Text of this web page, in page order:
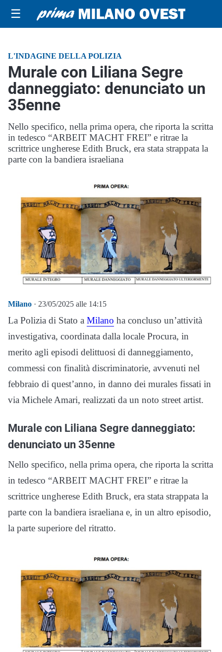
☰
L'INDAGINE DELLA POLIZIA
Murale con Liliana Segre
danneggiato: denunciato un
35enne
Nello specifico, nella prima opera, che riporta la scritta
in tedesco “ARBEIT MACHT FREI” e ritrae la
scrittrice ungherese Edith Bruck, era stata strappata la
parte con la bandiera israeliana
Milano · 23/05/2025 alle 14:15
La Polizia di Stato a Milano ha concluso un’attività
investigativa, coordinata dalla locale Procura, in
merito agli episodi delittuosi di danneggiamento,
commessi con finalità discriminatorie, avvenuti nel
febbraio di quest’anno, in danno dei murales fissati in
via Michele Amari, realizzati da un noto street artist.
Murale con Liliana Segre danneggiato:
denunciato un 35enne
Nello specifico, nella prima opera, che riporta la scritta
in tedesco “ARBEIT MACHT FREI” e ritrae la
scrittrice ungherese Edith Bruck, era stata strappata la
parte con la bandiera israeliana e, in un altro episodio,
la parte superiore del ritratto.